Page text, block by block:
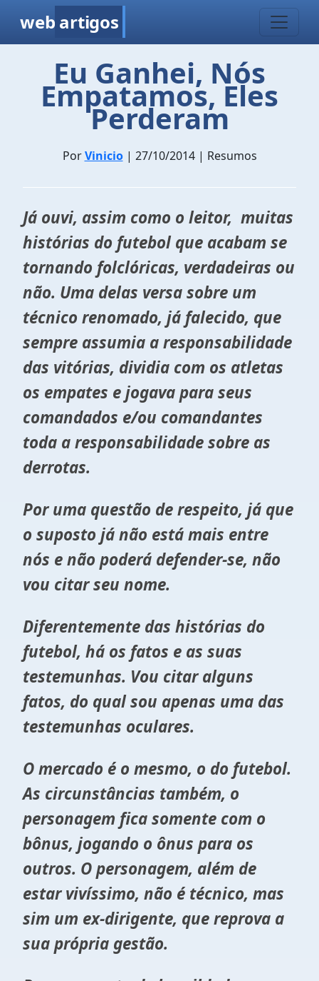
web artigos
Eu Ganhei, Nós
Empatamos, Eles
Perderam
PorVinicio| 27/10/2014 | Resumos
Já ouvi, assim como o leitor, muitas
histórias do futebol que acabam se
tornando folclóricas, verdadeiras ou
não. Uma delas versa sobre um
técnico renomado, já falecido, que
sempre assumia a responsabilidade
das vitórias, dividia com os atletas
os empates e jogava para seus
comandados e/ou comandantes
toda a responsabilidade sobre as
derrotas.
Por uma questão de respeito, já que
o suposto já não está mais entre
nós e não poderá defender-se, não
vou citar seu nome.
Diferentemente das histórias do
futebol, há os fatos e as suas
testemunhas. Vou citar alguns
fatos, do qual sou apenas uma das
testemunhas oculares.
O mercado é o mesmo, o do futebol.
As circunstâncias também, o
personagem fica somente com o
bônus, jogando o ônus para os
outros. O personagem, além de
estar vivíssimo, não é técnico, mas
sim um ex-dirigente, que reprova a
sua própria gestão.